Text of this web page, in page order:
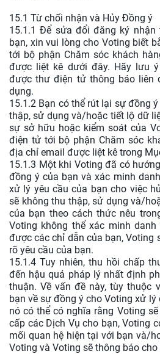
15.1 Từ chối nhận và Hủy Đồng ý
15.1.1 Để sửa đổi đăng ký
bạn, xin vui lòng cho Voting biết
tới bộ phận Chăm sóc khách
được liệt kê dưới đây. Hãy lưu
được thư điện tử thông báo liên
dụng.
15.1.2 Bạn có thể rút lại sự đồng
thập, sử dụng và/hoặc tiết lộ dữ
sự sở hữu hoặc kiểm soát của
điện tử tới bộ phận Chăm sóc
địa chỉ email được liệt kê trong
15.1.3 Một khi Voting đã có
đồng ý của bạn và xác minh
xử lý yêu cầu của bạn cho việc
sẽ không thu thập, sử dụng và/
của bạn theo cách thức nêu
Voting không thể xác minh
được các chỉ dẫn của bạn, Voting
rõ yêu cầu của bạn.
15.1.4 Tuy nhiên, thu hồi chấp
đến hậu quả pháp lý nhất định
thuận. Về vấn đề này, tùy thuộc
bạn về sự đồng ý cho Voting xử lý
nó có thể có nghĩa rằng Voting
cấp các Dịch Vụ cho bạn, Voting
mối quan hệ hiện tại với bạn và/
Voting và Voting sẽ thông báo cho